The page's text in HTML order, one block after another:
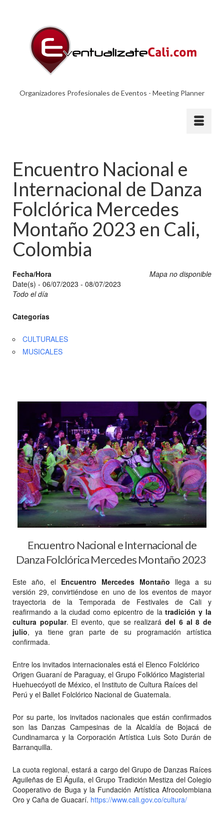
Organizadores Profesionales de Eventos - Meeting Planner
Encuentro Nacional e
Internacional de Danza
Folclórica Mercedes
Montaño 2023 en Cali,
Colombia
Mapa no disponible
Fecha/Hora
Date(s) - 06/07/2023 - 08/07/2023
Todo el día
Categorías
CULTURALES
MUSICALES
Encuentro Nacional e Internacional de
Danza Folclórica Mercedes Montaño 2023
Este año, el Encuentro Mercedes Montaño llega a su
versión 29, convirtiéndose en uno de los eventos de mayor
trayectoria de la Temporada de Festivales de Cali y
reafirmando a la ciudad como epicentro de latradición y la
cultura popular. El evento, que se realizarádel 6 al 8 de
julio, ya tiene gran parte de su programación artística
confirmada.
Entre los invitados internacionales está el Elenco Folclórico
Origen Guaraní de Paraguay, el Grupo Folklórico Magisterial
Huehuecóyotl de México, el Instituto de Cultura Raíces del
Perú y el Ballet Folclórico Nacional de Guatemala.
Por su parte, los invitados nacionales que están confirmados
son las Danzas Campesinas de la Alcaldía de Bojacá de
Cundinamarca y la Corporación Artística Luis Soto Durán de
Barranquilla.
La cuota regional, estará a cargo del Grupo de Danzas Raíces
Aguileñas de El Águila, el Grupo Tradición Mestiza del Colegio
Cooperativo de Buga y la Fundación Artística Afrocolombiana
Oro y Caña de Guacarí. https://www.cali.gov.co/cultura/